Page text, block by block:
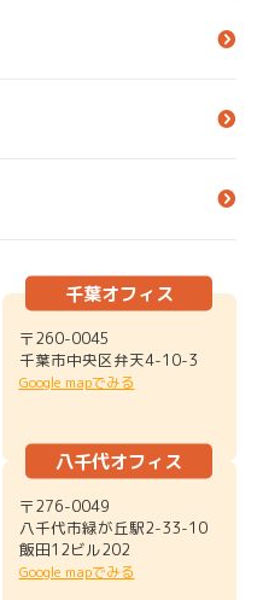
千葉オフィス
〒260-0045
千葉市中央区弁天4-10-3
Google mapでみる
八千代オフィス
〒276-0049
八千代市緑が丘駅2-33-10
飯田12ビル202
Google mapでみる